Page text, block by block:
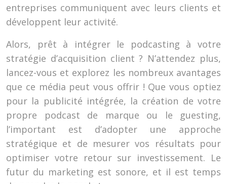
entreprises communiquent avec leurs clients et
développent leur activité.
Alors, prêt à intégrer le podcasting à votre
stratégie d’acquisition client ? N’attendez plus,
lancez-vous et explorez les nombreux avantages
que ce média peut vous offrir ! Que vous optiez
pour la publicité intégrée, la création de votre
propre podcast de marque ou le guesting,
l’important est d’adopter une approche
stratégique et de mesurer vos résultats pour
optimiser votre retour sur investissement. Le
futur du marketing est sonore, et il est temps